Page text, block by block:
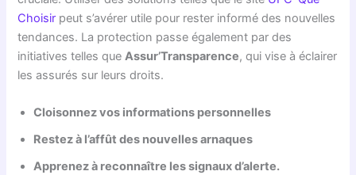
Choisir peut s’avérer utile pour rester informé des nouvelles
tendances. La protection passe également par des
initiatives telles queAssur’Transparence, qui vise à éclairer
les assurés sur leurs droits.
Cloisonnez vos informations personnelles
Restez à l’affût des nouvelles arnaques
Apprenez à reconnaître les signaux d’alerte.